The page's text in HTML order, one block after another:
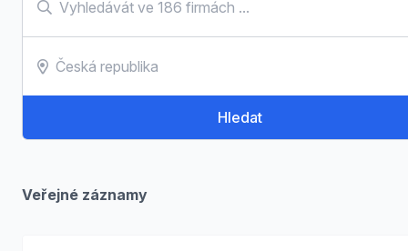
Hledat
Veřejné záznamy